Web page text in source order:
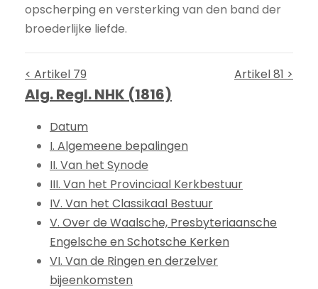
opscherping en versterking van den band der
broederlijke liefde.
< Artikel 79 Artikel 81 >
Alg. Regl. NHK (1816)
Datum
I. Algemeene bepalingen
II. Van het Synode
III. Van het Provinciaal Kerkbestuur
IV. Van het Classikaal Bestuur
V. Over de Waalsche, Presbyteriaansche
Engelsche en Schotsche Kerken
VI. Van de Ringen en derzelver
bijeenkomsten